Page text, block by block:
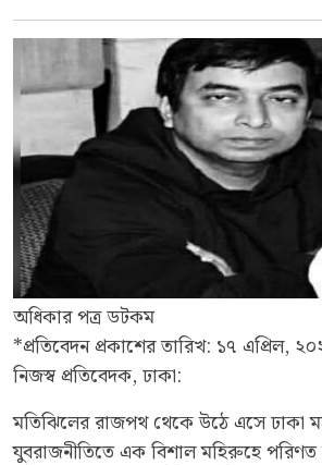
অধিকার পত্র ডটকম
*প্রতিবেদন প্রকাশের তারিখ: ১৭ এপ্রিল,
নিজস্ব প্রতিবেদক, ঢাকা:
মতিঝিলের রাজপথ থেকে উঠে এসে ঢাকা
যুবরাজনীতিতে এক বিশাল মহিরুহে